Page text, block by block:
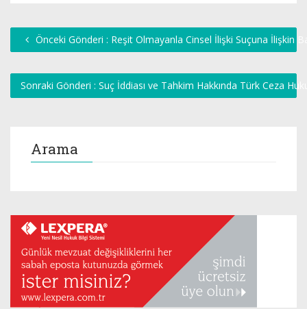
Önceki Gönderi : Reşit Olmayanla Cinsel İlişki Suçuna İlişkin
Sonraki Gönderi : Suç İddiası ve Tahkim Hakkında Türk Ceza
Arama